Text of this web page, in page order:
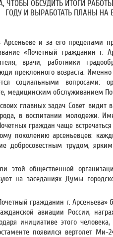
ЧТОБЫ ОБСУДИТЬ ИТОГИ
ГОДУ И ВЫРАБОТАТЬ ПЛАНЫ НА
и за его пределами
«Почетный гражданин г.
врачи, работники
преклонного возраста.
социальными вопросами:
медицинским обслуживанием
главных задач Совет видит
в воспитании молодежи.
граждан чаще
поколению арсеньевцев:
добросовестным трудом,
этой общественной
на заседаниях Думы
гражданин г.
авиации России,
инициативе этого
появился вертолет